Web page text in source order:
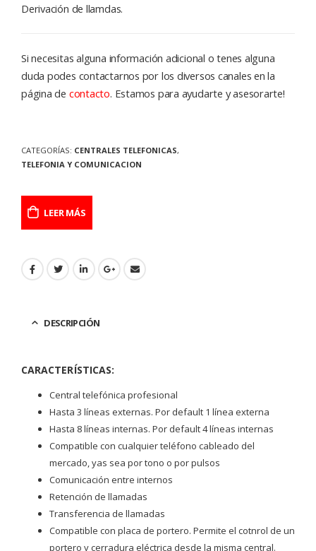
Derivación de llamdas.
Si necesitas alguna información adicional o tenes alguna
duda podes contactarnos por los diversos canales en la
página de contacto. Estamos para ayudarte y asesorarte!
CATEGORÍAS: CENTRALES TELEFONICAS,
TELEFONIA Y COMUNICACION
LEER MÁS
DESCRIPCIÓN
CARACTERÍSTICAS:
Central telefónica profesional
Hasta 3 líneas externas. Por default 1 línea externa
Hasta 8 líneas internas. Por default 4 líneas internas
Compatible con cualquier teléfono cableado del
mercado, yas sea por tono o por pulsos
Comunicación entre internos
Retención de llamadas
Transferencia de llamadas
Compatible con placa de portero. Permite el cotnrol de un
portero y cerradura eléctrica desde la misma central.